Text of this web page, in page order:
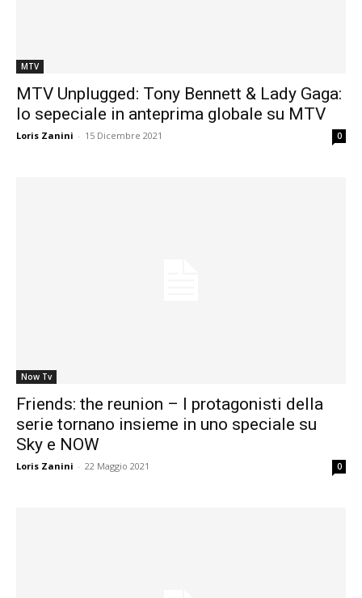
MTV
MTV Unplugged: Tony Bennett & Lady Gaga:
lo sepeciale in anteprima globale su MTV
Loris Zanini - 15 Dicembre 2021 0
Now Tv
Friends: the reunion – I protagonisti della
serie tornano insieme in uno speciale su
Sky e NOW
Loris Zanini - 22 Maggio 2021 0